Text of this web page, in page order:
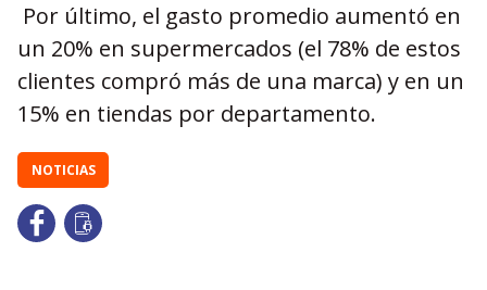
Por último, el gasto promedio aumentó en
un 20% en supermercados (el 78% de estos
clientes compró más de una marca) y en un
15% en tiendas por departamento.
NOTICIAS